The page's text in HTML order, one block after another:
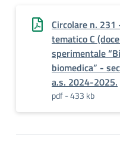
Circolare n.
tematico C
sperimentale
biomedica” -
a.s. 2024-2025.
pdf - 433 kb